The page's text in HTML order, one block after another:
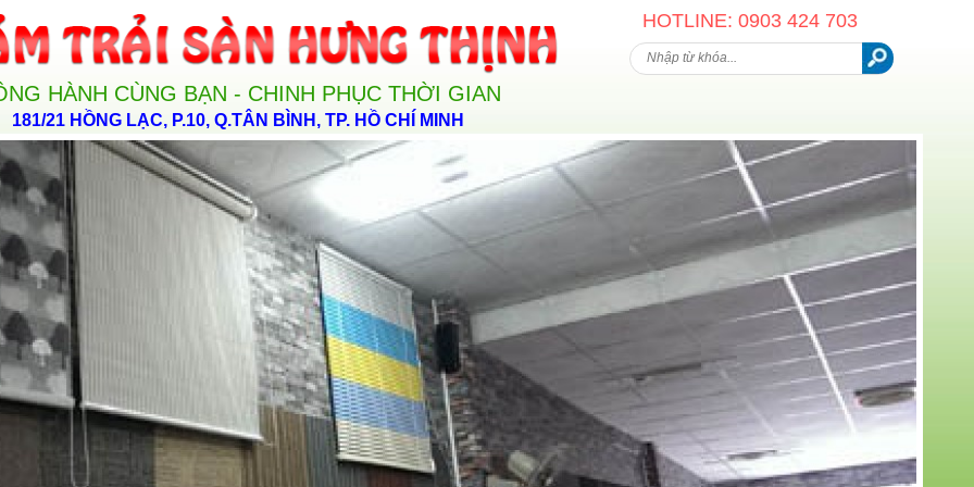
HÀNH CÙNG BẠN - CHINH PHỤC THỜI GIAN
181/21 HỒNG LẠC, P.10, Q.TÂN BÌNH, TP. HỒ CHÍ MINH
HOTLINE: 0903 424 703